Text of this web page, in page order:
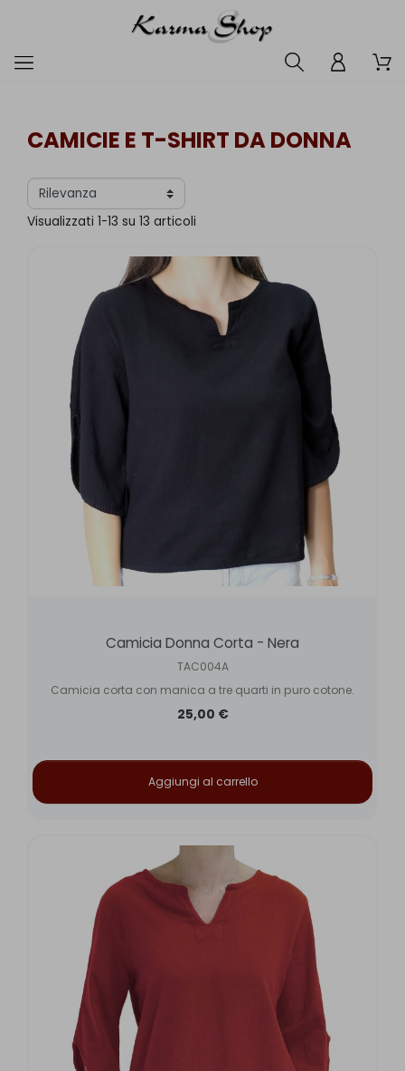
CAMICIE E T-SHIRT DA DONNA
Visualizzati 1-13 su 13 articoli
Camicia Donna Corta - Nera
TAC004A
Camicia corta con manica a tre quarti in puro cotone.
25,00 €
Aggiungi al carrello